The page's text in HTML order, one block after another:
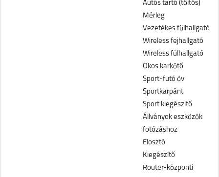
Autós tartó (töltős)
Mérleg
Vezetékes fülhallgató
Wireless fejhallgató
Wireless fülhallgató
Okos karkötő
Sport-futó öv
Sportkarpánt
Sport kiegészitő
Állványok eszközök
fotózáshoz
Elosztó
Kiegészítő
Router-központi